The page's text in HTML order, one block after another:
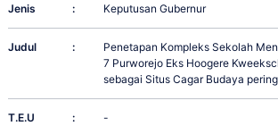
Jenis : Keputusan Gubernur
Judul :
Penetapan Kompleks Sekolah
7 Purworejo Eks Hoogere
sebagai Situs Cagar Budaya
T.E.U : -